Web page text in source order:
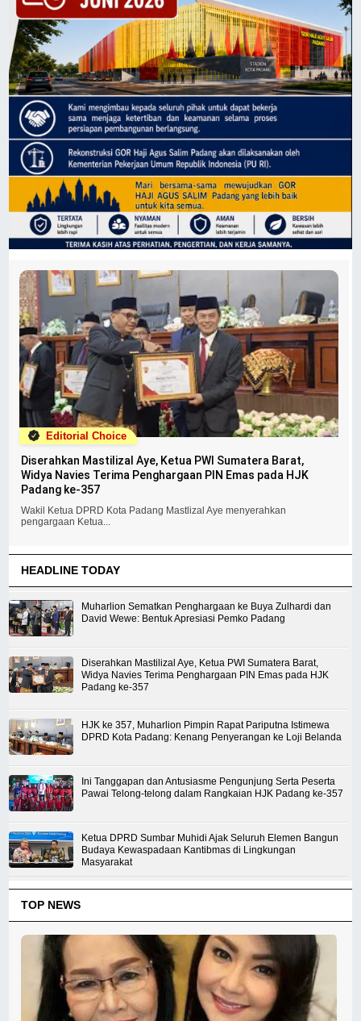
Editorial Choice
Diserahkan Mastilizal Aye, Ketua PWI Sumatera Barat,
Widya Navies Terima Penghargaan PIN Emas pada HJK
Padang ke-357
Wakil Ketua DPRD Kota Padang Mastlizal Aye menyerahkan
pengargaan Ketua...
HEADLINE TODAY
Muharlion Sematkan Penghargaan ke Buya Zulhardi dan
David Wewe: Bentuk Apresiasi Pemko Padang
Diserahkan Mastilizal Aye, Ketua PWI Sumatera Barat,
Widya Navies Terima Penghargaan PIN Emas pada HJK
Padang ke-357
HJK ke 357, Muharlion Pimpin Rapat Pariputna Istimewa
DPRD Kota Padang: Kenang Penyerangan ke Loji Belanda
Ini Tanggapan dan Antusiasme Pengunjung Serta Peserta
Pawai Telong-telong dalam Rangkaian HJK Padang ke-357
Ketua DPRD Sumbar Muhidi Ajak Seluruh Elemen Bangun
Budaya Kewaspadaan Kantibmas di Lingkungan
Masyarakat
TOP NEWS